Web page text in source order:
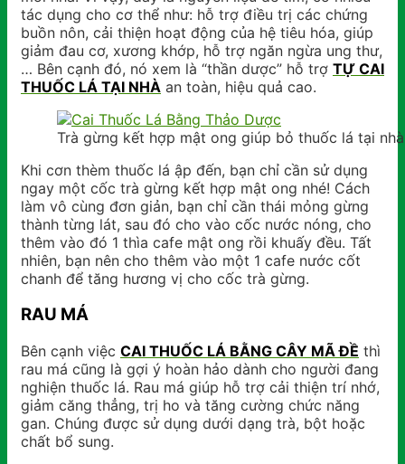
tác dụng cho cơ thể như: hỗ trợ điều trị các chứng
buồn nôn, cải thiện hoạt động của hệ tiêu hóa, giúp
giảm đau cơ, xương khớp, hỗ trợ ngăn ngừa ung thư,
… Bên cạnh đó, nó xem là “thần dược” hỗ trợ TỰ CAI
THUỐC LÁ TẠI NHÀ an toàn, hiệu quả cao.
Trà gừng kết hợp mật ong giúp bỏ thuốc lá tại
Khi cơn thèm thuốc lá ập đến, bạn chỉ cần sử dụng
ngay một cốc trà gừng kết hợp mật ong nhé! Cách
làm vô cùng đơn giản, bạn chỉ cần thái mỏng gừng
thành từng lát, sau đó cho vào cốc nước nóng, cho
thêm vào đó 1 thìa cafe mật ong rồi khuấy đều. Tất
nhiên, bạn nên cho thêm vào một 1 cafe nước cốt
chanh để tăng hương vị cho cốc trà gừng.
RAU MÁ
Bên cạnh việc CAI THUỐC LÁ BẰNG CÂY MÃ ĐỀ thì
rau má cũng là gợi ý hoàn hảo dành cho người đang
nghiện thuốc lá. Rau má giúp hỗ trợ cải thiện trí nhớ,
giảm căng thẳng, trị ho và tăng cường chức năng
gan. Chúng được sử dụng dưới dạng trà, bột hoặc
chất bổ sung.